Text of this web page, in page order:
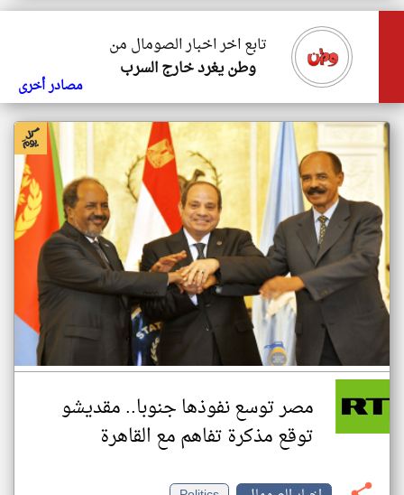
تابع اخر اخبار الصومال من
وطن يغرد خارج السرب
مصادر أخرى
مصر توسع نفوذها جنوبا.. مقديشو
توقع مذكرة تفاهم مع القاهرة